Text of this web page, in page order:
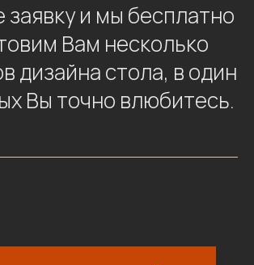
заявку и мы бесплатно
Вам несколько
дизайна стола, в один
Вы точно влюбитесь.